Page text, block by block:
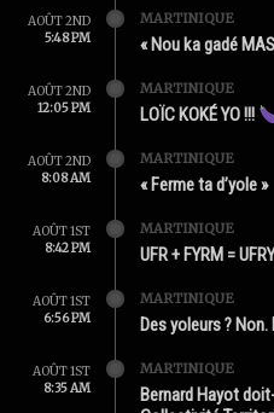
AOÛT 2ND
5:48 PM
MARTINIQUE
« Nou ka gadé
AOÛT 2ND
12:05 PM
MARTINIQUE
LOÏC KOKÉ YO !!!
AOÛT 2ND
8:08 AM
MARTINIQUE
« Ferme ta d’yole »
AOÛT 1ST
8:42 PM
MARTINIQUE
UFR + FYRM =
AOÛT 1ST
6:56 PM
MARTINIQUE
Des yoleurs ? Non.
AOÛT 1ST
8:35 AM
MARTINIQUE
Bernard Hayot